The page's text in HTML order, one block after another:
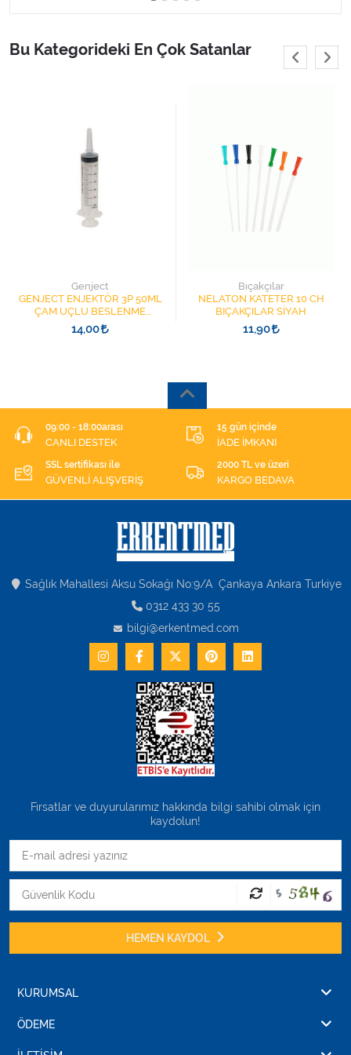
Tüm Kategorileri Gör
Bu Kategorideki En Çok Satanlar
Genject
GENJECT ENJEKTÖR 3P 50ML
ÇAM UÇLU BESLENME
ŞIRINGASI 1852412 KATATER
UÇLU
14,00
Bıçakçılar
NELATON KATETER 10 CH
BIÇAKÇILAR SİYAH
11,90
09:00 - 18:00arası
CANLI DESTEK
15 gün içinde
İADE İMKANI
SSL sertifikası ile
GÜVENLİ ALIŞVERİŞ
2000 TL ve üzeri
KARGO BEDAVA
Sağlık Mahallesi Aksu Sokağı No:9/A Çankaya Ankara Turkiye
0312 433 30 55
bilgi@erkentmed.com
Fırsatlar ve duyurularımız hakkında bilgi sahibi olmak için
kaydolun!
HEMEN KAYDOL
KURUMSAL
ÖDEME